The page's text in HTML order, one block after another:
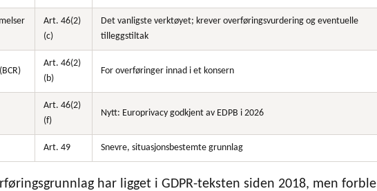
Art. 46(2)
(c)
Det vanligste verktøyet; krever overføringsvurdering og eventuelle
tilleggstiltak
Art. 46(2)
(b)
For overføringer innad i et konsern
Art. 46(2)
(f)
Nytt: Europrivacy godkjent av EDPB i 2026
Art. 49 Snevre, situasjonsbestemte grunnlag
har ligget i GDPR-teksten siden 2018, men forble